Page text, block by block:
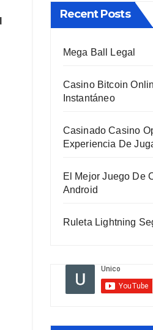
Recent Posts
Mega Ball Legal
Casino Bitcoin
Instantáneo
Casinado Casino
Experiencia De
El Mejor Juego De
Android
Ruleta Lightning